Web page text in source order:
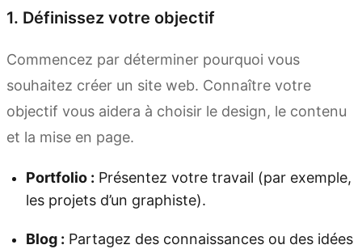
1. Définissez votre objectif
Commencez par déterminer pourquoi vous
souhaitez créer un site web. Connaître votre
objectif vous aidera à choisir le design, le contenu
et la mise en page.
Portfolio : Présentez votre travail (par exemple,
les projets d’un graphiste).
Blog : Partagez des connaissances ou des idées